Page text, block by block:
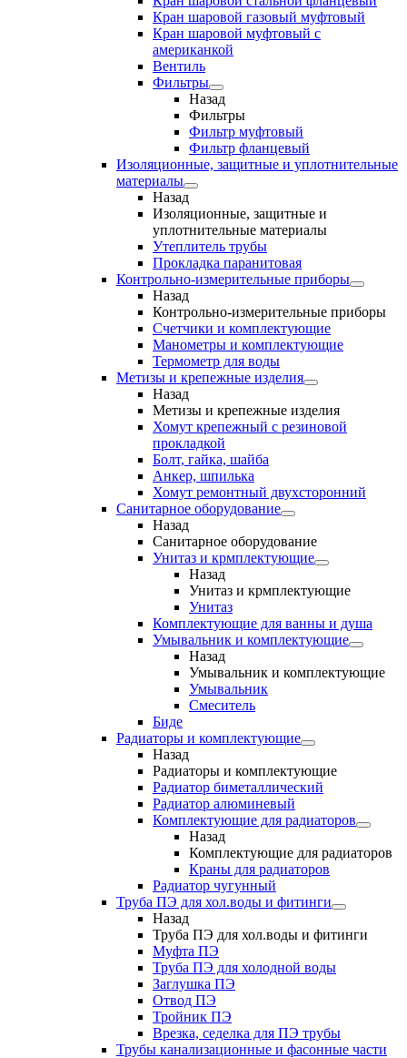
Кран шаровой газовый муфтовый
Кран шаровой муфтовый с
американкой
Вентиль
Фильтры
Назад
Фильтры
Фильтр муфтовый
Фильтр фланцевый
Изоляционные, защитные и уплотнительные
материалы
Назад
Изоляционные, защитные и
уплотнительные материалы
Утеплитель трубы
Прокладка паранитовая
Контрольно-измерительные приборы
Назад
Контрольно-измерительные приборы
Счетчики и комплектующие
Манометры и комплектующие
Термометр для воды
Метизы и крепежные изделия
Назад
Метизы и крепежные изделия
Хомут крепежный с резиновой
прокладкой
Болт, гайка, шайба
Анкер, шпилька
Хомут ремонтный двухсторонний
Санитарное оборудование
Назад
Санитарное оборудование
Унитаз и крмплектующие
Назад
Унитаз и крмплектующие
Унитаз
Комплектующие для ванны и душа
Умывальник и комплектующие
Назад
Умывальник и комплектующие
Умывальник
Смеситель
Биде
Радиаторы и комплектующие
Назад
Радиаторы и комплектующие
Радиатор биметаллический
Радиатор алюминевый
Комплектующие для радиаторов
Назад
Комплектующие для радиаторов
Краны для радиаторов
Радиатор чугунный
Труба ПЭ для хол.воды и фитинги
Назад
Труба ПЭ для хол.воды и фитинги
Муфта ПЭ
Труба ПЭ для холодной воды
Заглушка ПЭ
Отвод ПЭ
Тройник ПЭ
Врезка, седелка для ПЭ трубы
Трубы канализационные и фасонные части